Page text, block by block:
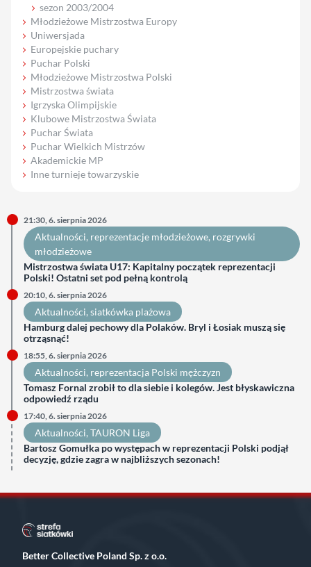
sezon 2003/2004
Młodzieżowe Mistrzostwa Europy
Uniwersjada
Europejskie puchary
Puchar Polski
Młodzieżowe Mistrzostwa Polski
Mistrzostwa świata
Igrzyska Olimpijskie
Klubowe Mistrzostwa Świata
Puchar Świata
Puchar Wielkich Mistrzów
Akademickie MP
Inne turnieje towarzyskie
21:30, 6. sierpnia 2026
Aktualności, reprezentacje młodzieżowe, rozgrywki
młodzieżowe
Mistrzostwa świata U17: Kapitalny początek reprezentacji
Polski! Ostatni set pod pełną kontrolą
20:10, 6. sierpnia 2026
Aktualności, siatkówka plażowa
Hamburg dalej pechowy dla Polaków. Bryl i Łosiak muszą się
otrząsnąć!
18:55, 6. sierpnia 2026
Aktualności, reprezentacja Polski mężczyzn
Tomasz Fornal zrobił to dla siebie i kolegów. Jest błyskawiczna
odpowiedź rządu
17:40, 6. sierpnia 2026
Aktualności, TAURON Liga
Bartosz Gomułka po występach w reprezentacji Polski podjął
decyzję, gdzie zagra w najbliższych sezonach!
Better Collective Poland Sp. z o.o.